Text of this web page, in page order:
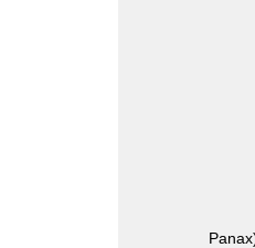
ויטמינים ומינרלים כמפורט בטבלה, מתחלב: צלולוז, מייצב: דיקלציום פוספט, ג'ינסנג (Panax